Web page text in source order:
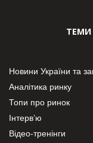
ТЕМИ
Новини України та
Аналітика ринку
Топи про ринок
Інтерв’ю
Відео-тренінги